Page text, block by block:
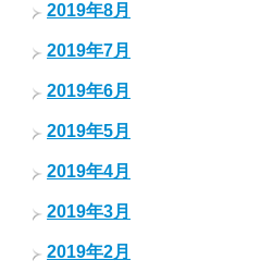
2019年8月
2019年7月
2019年6月
2019年5月
2019年4月
2019年3月
2019年2月